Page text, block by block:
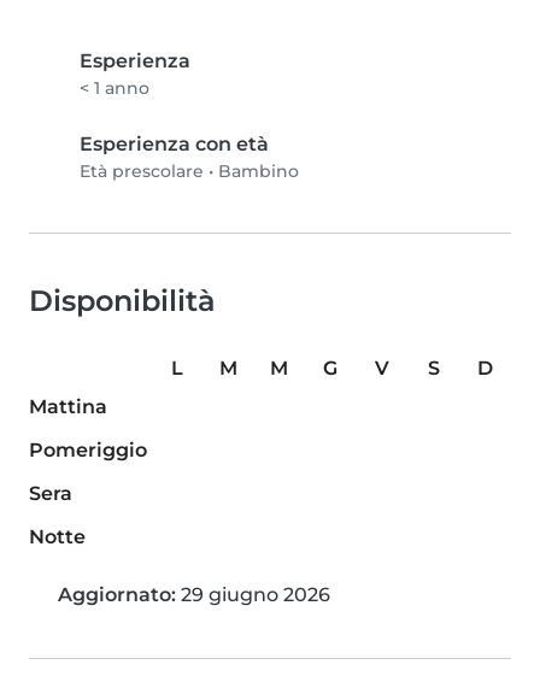
Esperienza
< 1 anno
Esperienza con età
Età prescolare • Bambino
Disponibilità
L M M G V S
D
Mattina
Pomeriggio
Sera
Notte
Aggiornato: 29 giugno 2026